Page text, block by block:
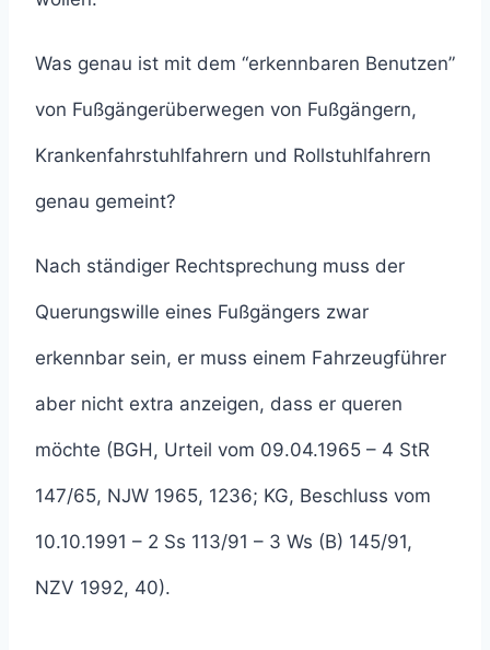
Was genau ist mit dem “erkennbaren Benutzen”
von Fußgängerüberwegen von Fußgängern,
Krankenfahrstuhlfahrern und Rollstuhlfahrern
genau gemeint?
Nach ständiger Rechtsprechung muss der
Querungswille eines Fußgängers zwar
erkennbar sein, er muss einem Fahrzeugführer
aber nicht extra anzeigen, dass er queren
möchte (BGH, Urteil vom 09.04.1965 – 4 StR
147/65, NJW 1965, 1236; KG, Beschluss vom
10.10.1991 – 2 Ss 113/91 – 3 Ws (B) 145/91,
NZV 1992, 40).